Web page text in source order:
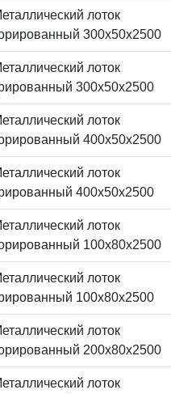
лоток
300x50x2500
лоток
300x50x2500
лоток
400x50x2500
лоток
400x50x2500
лоток
100x80x2500
лоток
100x80x2500
лоток
200x80x2500
лоток